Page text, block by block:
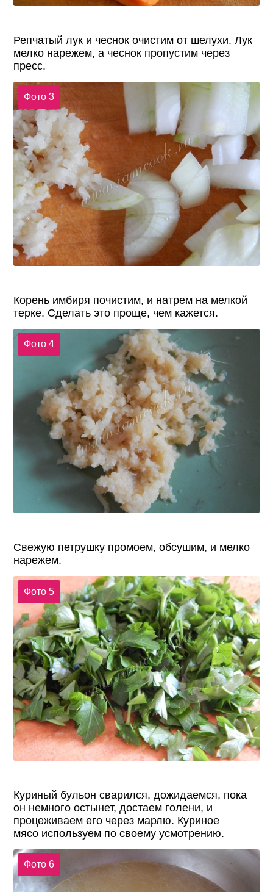
Репчатый лук и чеснок очистим от шелухи. Лук
мелко нарежем, а чеснок пропустим через
пресс.
Фото 3
Корень имбиря почистим, и натрем на мелкой
терке. Сделать это проще, чем кажется.
Фото 4
Свежую петрушку промоем, обсушим, и мелко
нарежем.
Фото 5
Куриный бульон сварился, дожидаемся, пока
он немного остынет, достаем голени, и
процеживаем его через марлю. Куриное
мясо используем по своему усмотрению.
Фото 6